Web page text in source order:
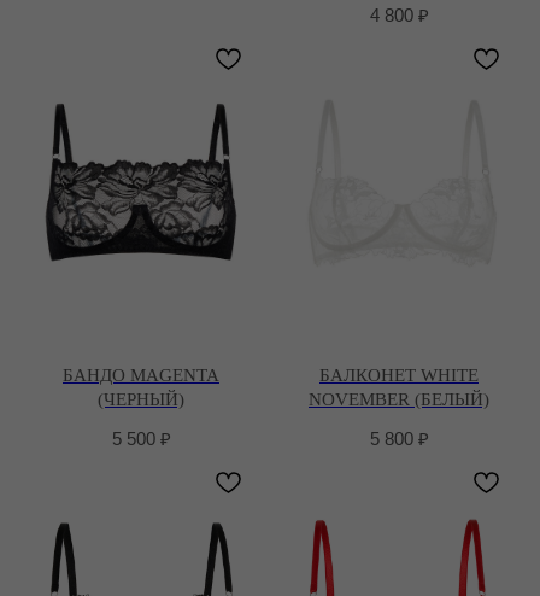
4 800 ₽
БАНДО MAGENTA
(ЧЕРНЫЙ)
5 500 ₽
БАЛКОНЕТ WHITE
NOVEMBER (БЕЛЫЙ)
5 800 ₽